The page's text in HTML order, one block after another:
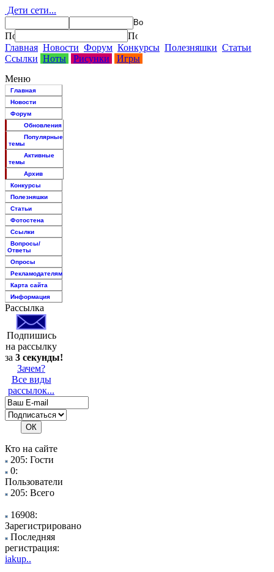
Дети сети...
Главная Новости Форум Конкурсы Полезняшки Статьи
Ссылки Ноты Рисунки
Игры
Меню
Главная
Новости
Форум
Обновления
Популярные
темы
Активные
темы
Архив
Конкурсы
Полезняшки
Статьи
Фотостена
Ссылки
Вопросы/
Ответы
Опросы
Рекламодателям
Карта сайта
Информация
Рассылка
Подпишись
на рассылку
за 3 секунды!
Зачем?
Все виды
рассылок...
Кто на сайте
205: Гости
0:
Пользователи
205: Всего
16908:
Зарегистрировано
Последняя
регистрация:
iakup..